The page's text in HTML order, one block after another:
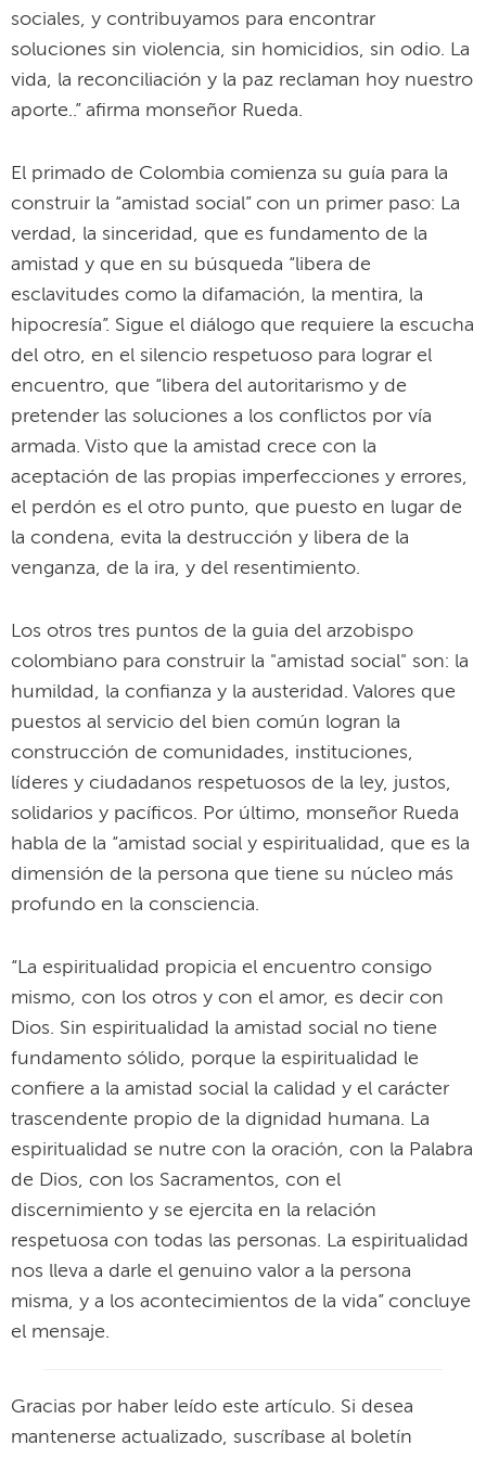
sociales, y contribuyamos para encontrar
soluciones sin violencia, sin homicidios, sin odio. La
vida, la reconciliación y la paz reclaman hoy nuestro
aporte..” afirma monseñor Rueda.
El primado de Colombia comienza su guía para la
construir la “amistad social” con un primer paso: La
verdad, la sinceridad, que es fundamento de la
amistad y que en su búsqueda “libera de
esclavitudes como la difamación, la mentira, la
hipocresía”. Sigue el diálogo que requiere la escucha
del otro, en el silencio respetuoso para lograr el
encuentro, que “libera del autoritarismo y de
pretender las soluciones a los conflictos por vía
armada. Visto que la amistad crece con la
aceptación de las propias imperfecciones y errores,
el perdón es el otro punto, que puesto en lugar de
la condena, evita la destrucción y libera de la
venganza, de la ira, y del resentimiento.
Los otros tres puntos de la guia del arzobispo
colombiano para construir la "amistad social" son: la
humildad, la confianza y la austeridad. Valores que
puestos al servicio del bien común logran la
construcción de comunidades, instituciones,
líderes y ciudadanos respetuosos de la ley, justos,
solidarios y pacíficos. Por último, monseñor Rueda
habla de la “amistad social y espiritualidad, que es la
dimensión de la persona que tiene su núcleo más
profundo en la consciencia.
“La espiritualidad propicia el encuentro consigo
mismo, con los otros y con el amor, es decir con
Dios. Sin espiritualidad la amistad social no tiene
fundamento sólido, porque la espiritualidad le
confiere a la amistad social la calidad y el carácter
trascendente propio de la dignidad humana. La
espiritualidad se nutre con la oración, con la Palabra
de Dios, con los Sacramentos, con el
discernimiento y se ejercita en la relación
respetuosa con todas las personas. La espiritualidad
nos lleva a darle el genuino valor a la persona
misma, y a los acontecimientos de la vida” concluye
el mensaje.
Gracias por haber leído este artículo. Si desea
mantenerse actualizado, suscríbase al boletín